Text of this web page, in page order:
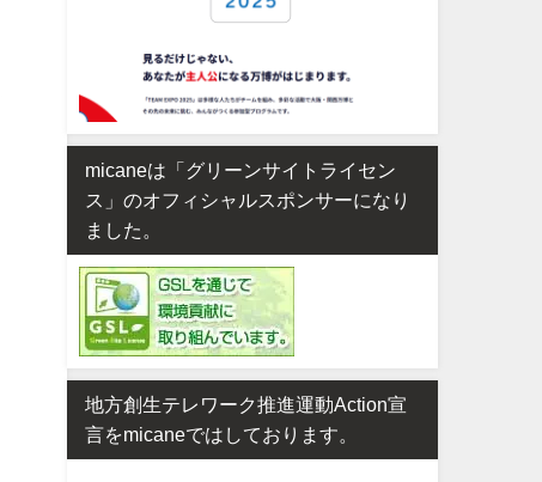
micaneは「グリーンサイトライセン
ス」のオフィシャルスポンサーになり
ました。
地方創生テレワーク推進運動Action宣
言をmicaneではしております。